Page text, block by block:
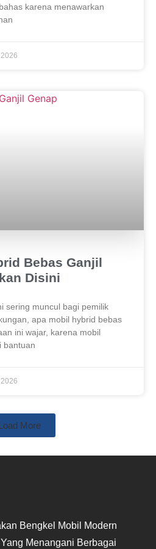
karena menawarkan
Bebas Ganjil
Disini
sering muncul bagi pemilik
apa mobil hybrid bebas
ini wajar, karena mobil
bantuan
More
Bengkel Mobil Modern
Menangani Berbagai